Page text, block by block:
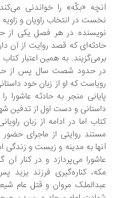
«بکّه» را خواندنی می‌کند،
در انتخاب راویان و زاویه دید
در هر فصل یکی از حاضران
که قصد روایت از آن دارد را
به همین اعتبار کتاب با
حدود شصت سال پس از حادثه
که او از زبان خود داستانی
منجر به حادثه عاشورا را
و دست اول از تدفین شهدای
اما در ادامه از زبان راویانی
روایتی از ماجرای حضور
به مدینه و زیست و زندگی امام
می‌پردازد و در کنار آن گزارشی
کناره‌گیری فرزند یزید پس
مروان و قتل عام شیعیان